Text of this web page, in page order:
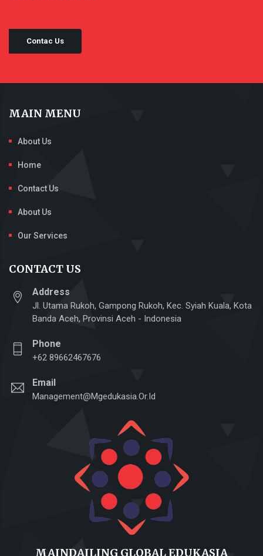
Contac Us
MAIN MENU
About Us
Home
Contact Us
About Us
Our Services
CONTACT US
Address
Jl. Utama Rukoh, Gampong Rukoh, Kec. Syiah Kuala, Kota
Banda Aceh, Provinsi Aceh - Indonesia
Phone
+62 89662467676
Email
Management@mgedukasia.or.id
MAINDAILING GLOBAL EDUKASIA